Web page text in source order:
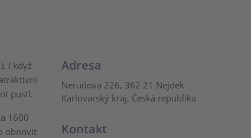
I když
pustl.
1600
obnovit
Adresa
Nerudova 226, 362 21 Nejdek
Karlovarský kraj, Česká republika
Kontakt